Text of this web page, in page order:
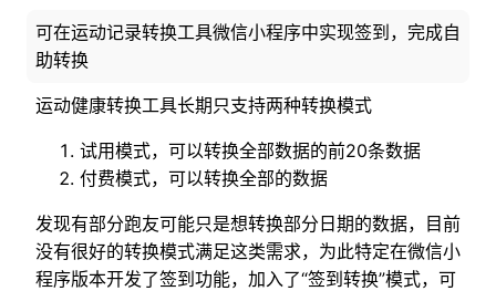
可在运动记录转换工具微信小程序中实现签到，完成自
助转换
运动健康转换工具长期只支持两种转换模式
试用模式，可以转换全部数据的前20条数据
付费模式，可以转换全部的数据
发现有部分跑友可能只是想转换部分日期的数据，目前
没有很好的转换模式满足这类需求，为此特定在微信小
程序版本开发了签到功能，加入了“签到转换”模式，可